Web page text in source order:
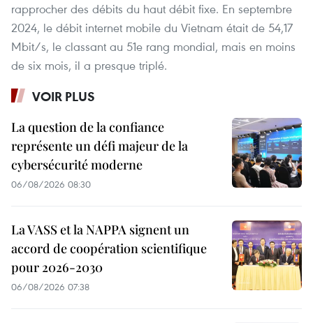
rapprocher des débits du haut débit fixe. En septembre
2024, le débit internet mobile du Vietnam était de 54,17
Mbit/s, le classant au 51e rang mondial, mais en moins
de six mois, il a presque triplé.
VOIR PLUS
La question de la confiance
représente un défi majeur de la
cybersécurité moderne
06/08/2026 08:30
La VASS et la NAPPA signent un
accord de coopération scientifique
pour 2026-2030
06/08/2026 07:38